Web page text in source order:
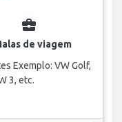
business_center
de viagem
Exemplo: VW Golf,
3, etc.